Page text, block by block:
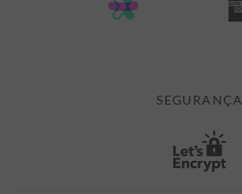
ATENDIMENTO@ALEATORYSTORE.COM.BR
SEGURANÇA